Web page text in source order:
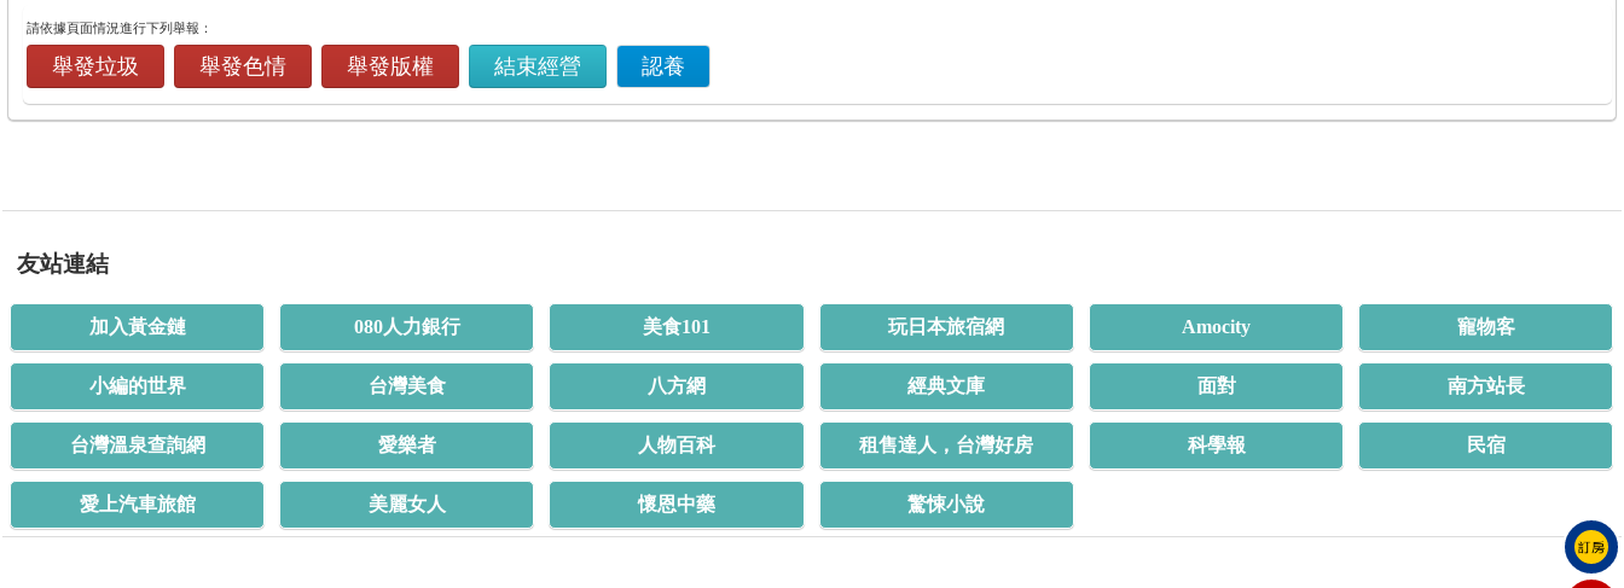
請依據頁面情況進行下列舉報：
舉發垃圾 舉發色情 舉發版權 結束經營 認養
友站連結
加入黃金鏈 080人力銀行 美食101 玩日本旅宿網 Amocity 寵物客
小編的世界 台灣美食 八方網 經典文庫 面對 南方站長
台灣溫泉查詢網 愛樂者 人物百科 租售達人，台灣好房 科學報 民宿
愛上汽車旅館 美麗女人 懷恩中藥 驚悚小說